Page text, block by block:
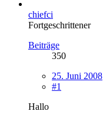
chiefci
Fortgeschrittener
Beiträge
350
25. Juni 2008
#1
Hallo